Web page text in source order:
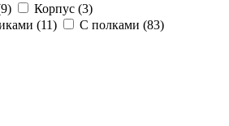
9) Корпус (3)
(11) С полками (83)